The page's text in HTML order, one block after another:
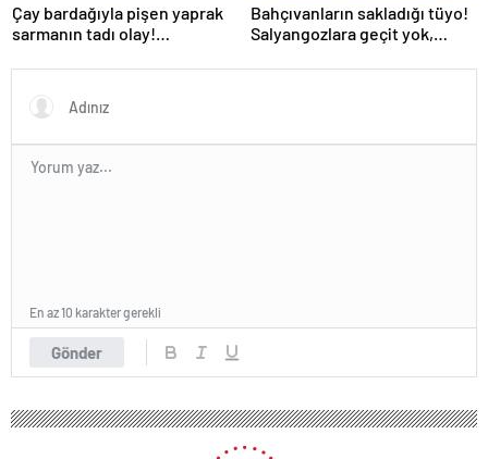
Çay bardağıyla pişen yaprak
sarmanın tadı olay!
Bahçıvanların sakladığı tüyo!
Salyangozlara geçit yok,
Gönder
En az 10 karakter gerekli